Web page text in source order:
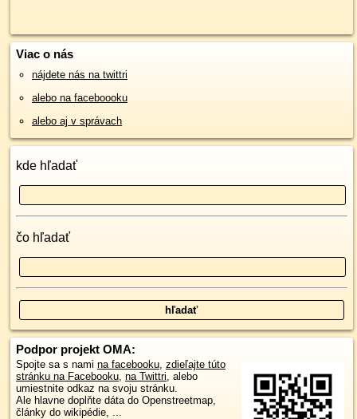
Viac o nás
nájdete nás na twittri
alebo na faceboooku
alebo aj v správach
kde hľadať
čo hľadať
Podpor projekt OMA:
Spojte sa s nami na facebooku, zdieľajte túto
stránku na Facebooku, na Twittri, alebo
umiestnite odkaz na svoju stránku.
Ale hlavne doplňte dáta do Openstreetmap,
články do wikipédie, ...